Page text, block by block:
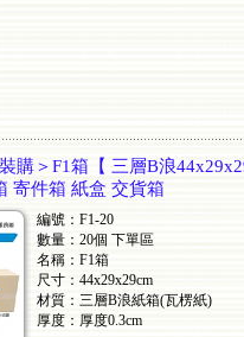
購＞F1箱【 三層B浪
寄件箱 紙盒 交貨箱
編號：F1-20
數量：20個 下單區
名稱：F1箱
尺寸：44x29x29cm
材質：三層B浪紙箱(瓦楞紙)
厚度：厚度0.3cm